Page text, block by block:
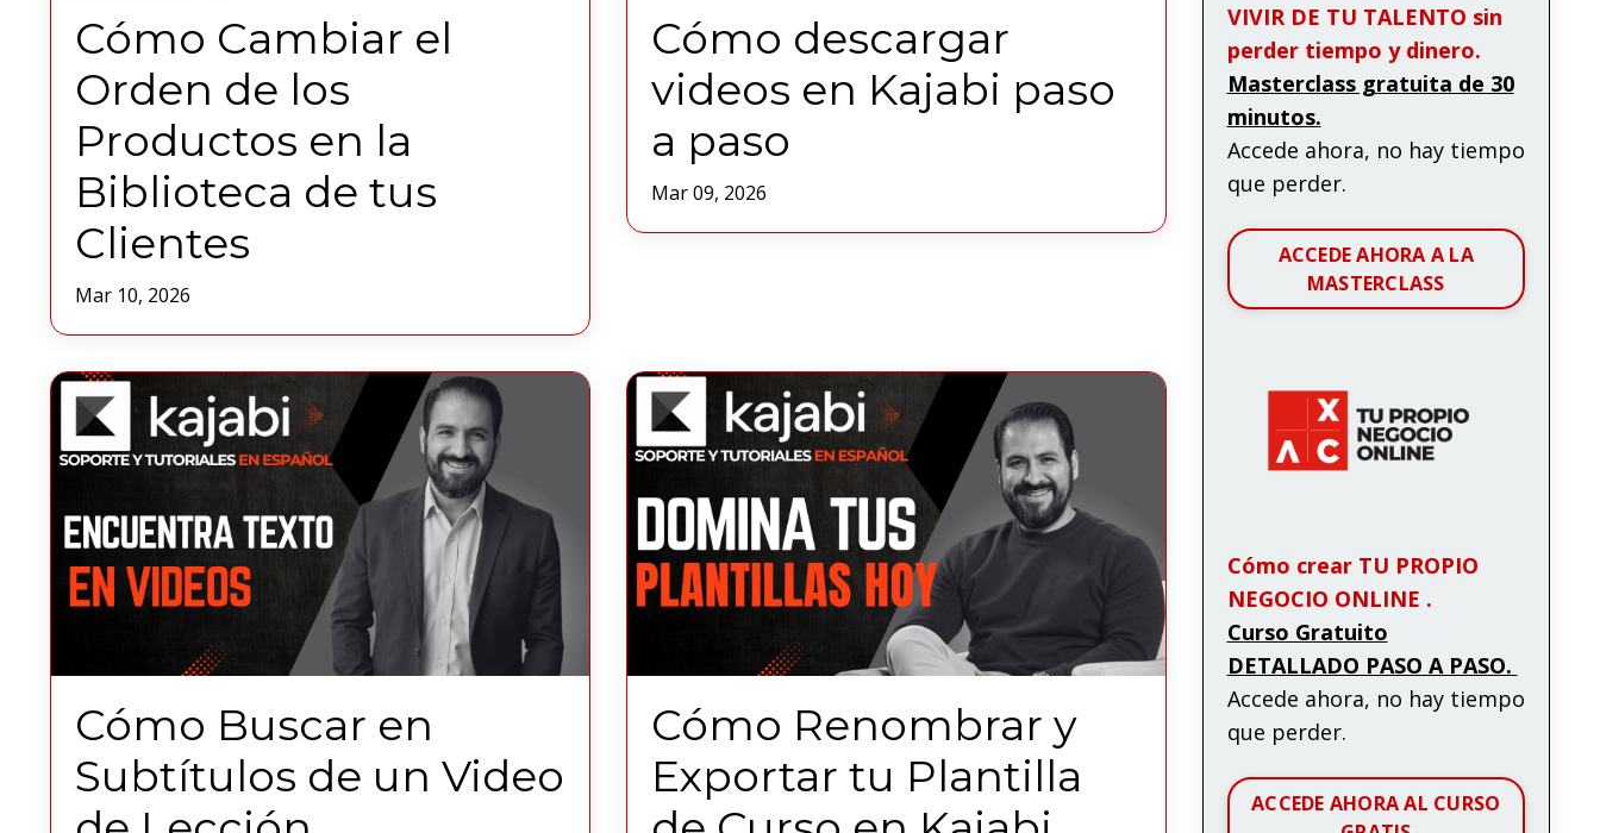
Cómo Cambiar el
Orden de los
Productos en la
Biblioteca de tus
Clientes
Mar 10, 2026
Cómo descargar
videos en Kajabi paso
a paso
Mar 09, 2026
Cómo Buscar en
Subtítulos de un Video
Cómo Renombrar y
Exportar tu Plantilla
VIVIR DE TU TALENTO sin
perder tiempo y dinero.
Masterclass gratuita de 30
minutos.
Accede ahora, no hay tiempo
que perder.
ACCEDE AHORA A LA
MASTERCLASS
Cómo crear TU PROPIO
NEGOCIO ONLINE .
Curso Gratuito
DETALLADO PASO A PASO.
Accede ahora, no hay tiempo
que perder.
ACCEDE AHORA AL CURSO